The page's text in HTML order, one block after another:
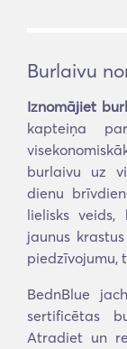
Burlaivu
Iznomājiet
kapteiņa
burlaivu uz
dienu
lielisks
jaunus
piedzīvojumu,
BednBlue
sertificētas
Atradiet un